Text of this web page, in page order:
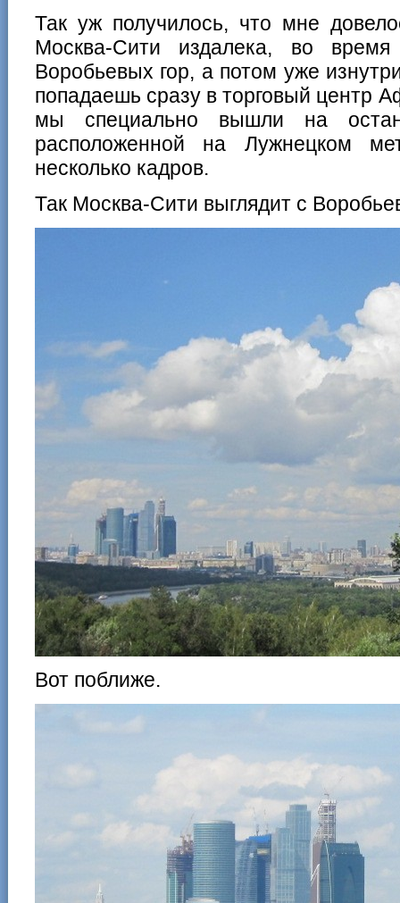
Так уж получилось, что мне
Москва-Сити издалека, во
Воробьевых гор, а потом уже
попадаешь сразу в торговый центр
мы специально вышли на
расположенной на Лужнецком
несколько кадров.
Так Москва-Сити выглядит с
Вот поближе.